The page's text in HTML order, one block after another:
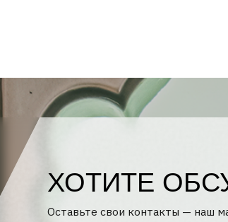
+7
Я соглашаюсь с
обработки персональных данных
ОТПРАВИТЬ →